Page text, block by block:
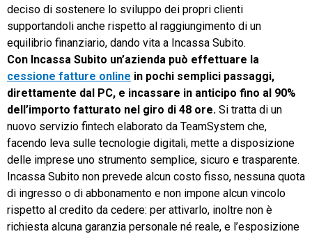
deciso di sostenere lo sviluppo dei propri clienti
supportandoli anche rispetto al raggiungimento di un
equilibrio finanziario, dando vita a Incassa Subito.
Con Incassa Subito un’azienda può effettuare la
cessione fatture online in pochi semplici passaggi,
direttamente dal PC, e incassare in anticipo fino al 90%
dell’importo fatturato nel giro di 48 ore. Si tratta di un
nuovo servizio fintech elaborato da TeamSystem che,
facendo leva sulle tecnologie digitali, mette a disposizione
delle imprese uno strumento semplice, sicuro e trasparente.
Incassa Subito non prevede alcun costo fisso, nessuna quota
di ingresso o di abbonamento e non impone alcun vincolo
rispetto al credito da cedere: per attivarlo, inoltre non è
richiesta alcuna garanzia personale né reale, e l’esposizione